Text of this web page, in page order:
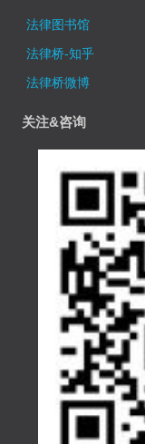
法律图书馆
法律桥-知乎
法律桥微博
关注&咨询